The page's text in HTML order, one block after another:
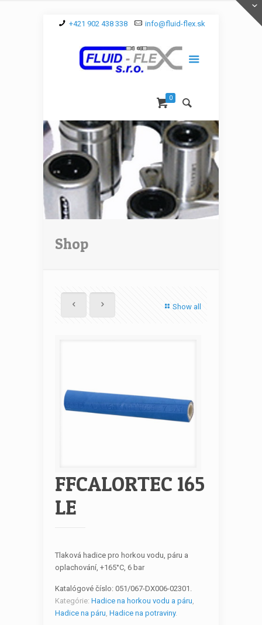
+421 902 438 338 info@fluid-flex.sk
0
Shop
Show all
FFCALORTEC 165
LE
Tlaková hadice pro horkou vodu, páru a
oplachování, +165°C, 6 bar
Katalógové číslo: 051/067-DX006-02301 .
Kategórie: Hadice na horkou vodu a páru,
Hadice na páru, Hadice na potraviny.